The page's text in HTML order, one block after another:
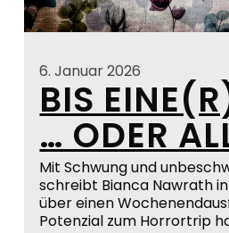
6. Januar 2026
BIS
… ODER
Mit Schwung und
schreibt Bianca Nawrath in
über einen
Potenzial zum Horrortrip